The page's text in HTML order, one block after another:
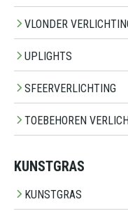
VLONDER
UPLIGHTS
SFEERVERLICHTING
TOEBEHOREN
KUNSTGRAS
KUNSTGRAS